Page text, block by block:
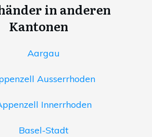
in anderen
Kantonen
Aargau
Ausserrhoden
Innerrhoden
Basel-Stadt